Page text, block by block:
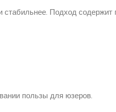
стабильнее. Подход содержит
пользы для юзеров.